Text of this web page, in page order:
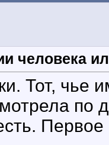
человека
Тот, чье
по